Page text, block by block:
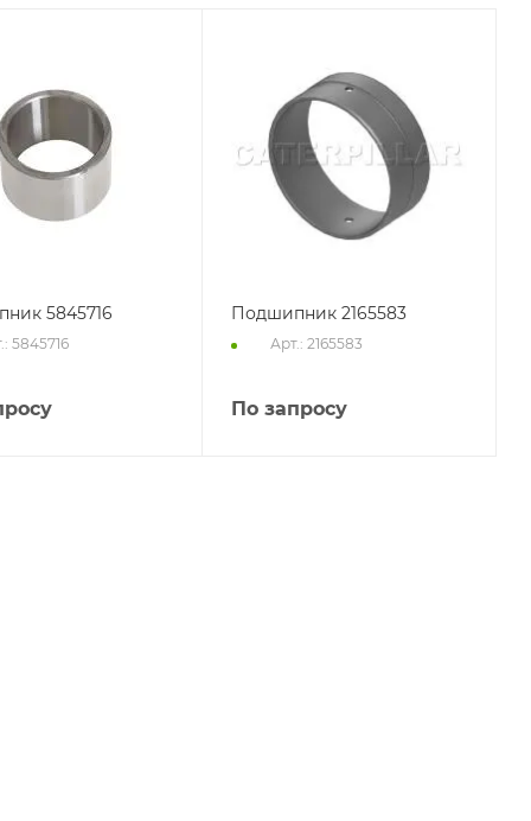
5845716
5845716
Подшипник 2165583
Арт.: 2165583
По запросу